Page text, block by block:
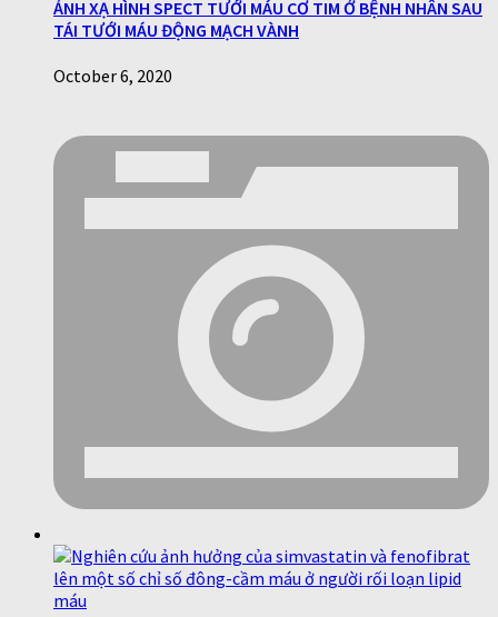
ẢNH XẠ HÌNH SPECT TƯỚI MÁU CƠ TIM Ở BỆNH NHÂN SAU
TÁI TƯỚI MÁU ĐỘNG MẠCH VÀNH
October 6, 2020